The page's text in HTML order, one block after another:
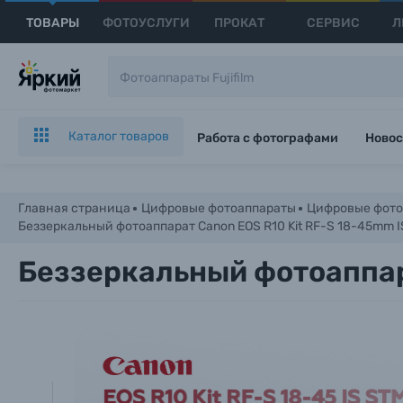
ТОВАРЫ ФОТОУСЛУГИ ПРОКАТ СЕРВИС
Каталог товаров Работа с фотографами
Главная страница Цифровые фотоаппараты
Цифровые
Беззеркальный фотоаппарат Canon EOS R10 Kit RF-S 18-45mm
Беззеркальный